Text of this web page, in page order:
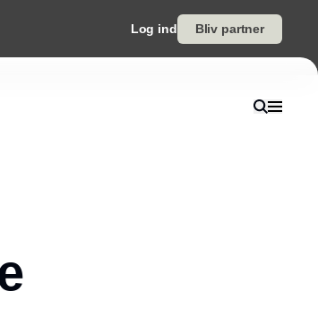
Log ind Bliv partner